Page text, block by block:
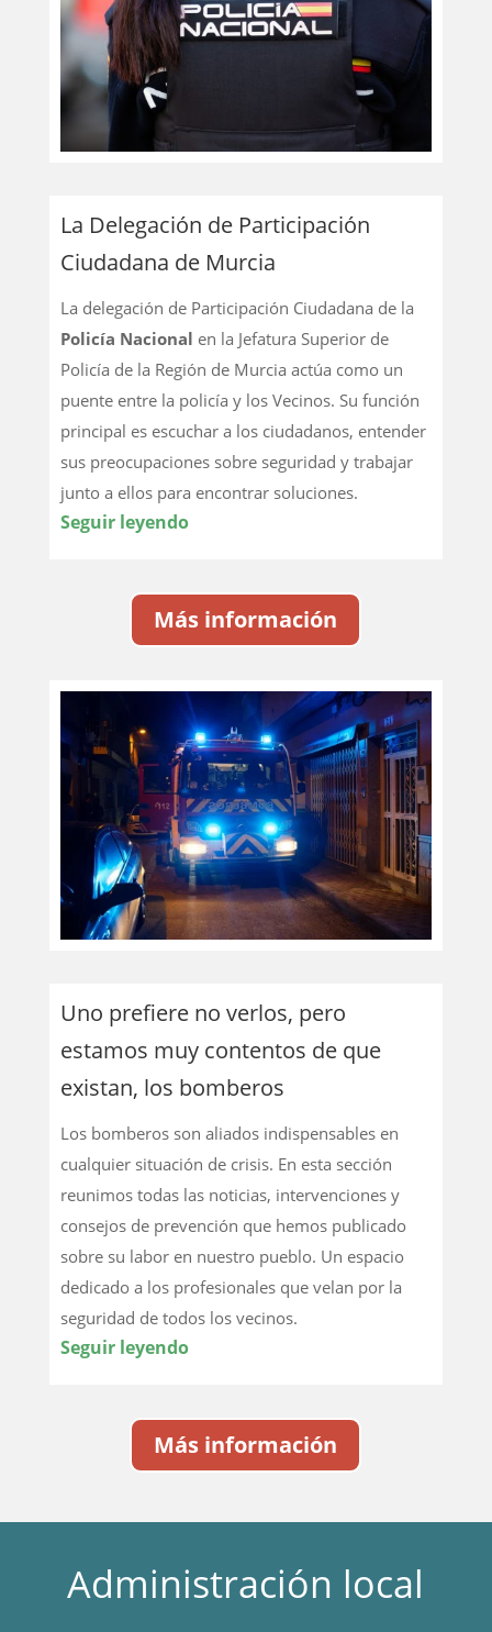
La Delegación de Participación
Ciudadana de Murcia
La delegación de Participación Ciudadana de la
Policía Nacional en la Jefatura Superior de
Policía de la Región de Murcia actúa como un
puente entre la policía y los Vecinos. Su función
principal es escuchar a los ciudadanos, entender
sus preocupaciones sobre seguridad y trabajar
junto a ellos para encontrar soluciones.
Seguir leyendo
Más información
Uno prefiere no verlos, pero
estamos muy contentos de que
existan, los bomberos
Los bomberos son aliados indispensables en
cualquier situación de crisis. En esta sección
reunimos todas las noticias, intervenciones y
consejos de prevención que hemos publicado
sobre su labor en nuestro pueblo. Un espacio
dedicado a los profesionales que velan por la
seguridad de todos los vecinos.
Seguir leyendo
Más información
Administración local